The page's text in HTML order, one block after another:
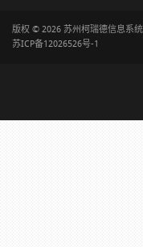
版权 © 2026 苏州柯瑞德信息系
苏ICP备12026526号-1